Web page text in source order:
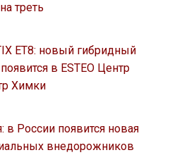
треть
ET8: новый гибридный
в ESTEO Центр
Химки
в России появится новая
внедорожников